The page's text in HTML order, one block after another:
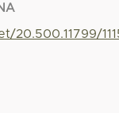
20.500.11799/